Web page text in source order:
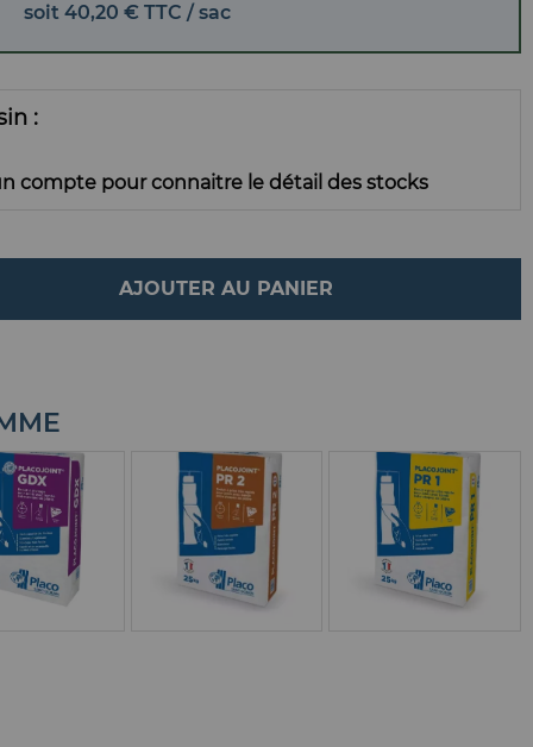
soit 40,20 € TTC / sac
compte pour connaitre le détail des stocks
AJOUTER AU PANIER
ENDUIT PR2 ENDUIT PR1